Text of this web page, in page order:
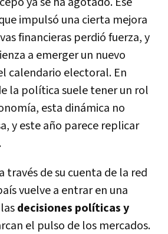
impulsó una cierta mejora
financieras perdió fuerza, y
a emerger un nuevo
calendario electoral. En
la política suele tener un rol
esta dinámica no
y este año parece replicar
través de su cuenta de la red
vuelve a entrar en una
decisiones políticas y
el pulso de los mercados.